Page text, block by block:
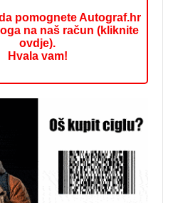
pomognete Autograf.hr
na naš račun (kliknite
ovdje).
Hvala vam!